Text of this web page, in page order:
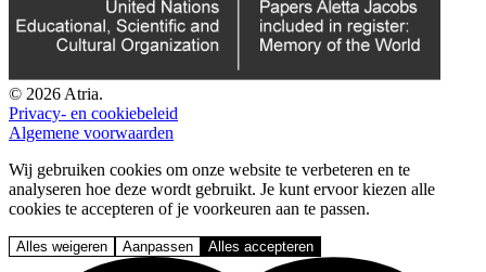
© 2026 Atria.
Privacy- en cookiebeleid
Algemene voorwaarden
Wij gebruiken cookies om onze website te verbeteren en te
analyseren hoe deze wordt gebruikt. Je kunt ervoor kiezen alle
cookies te accepteren of je voorkeuren aan te passen.
Alles weigeren Aanpassen Alles accepteren